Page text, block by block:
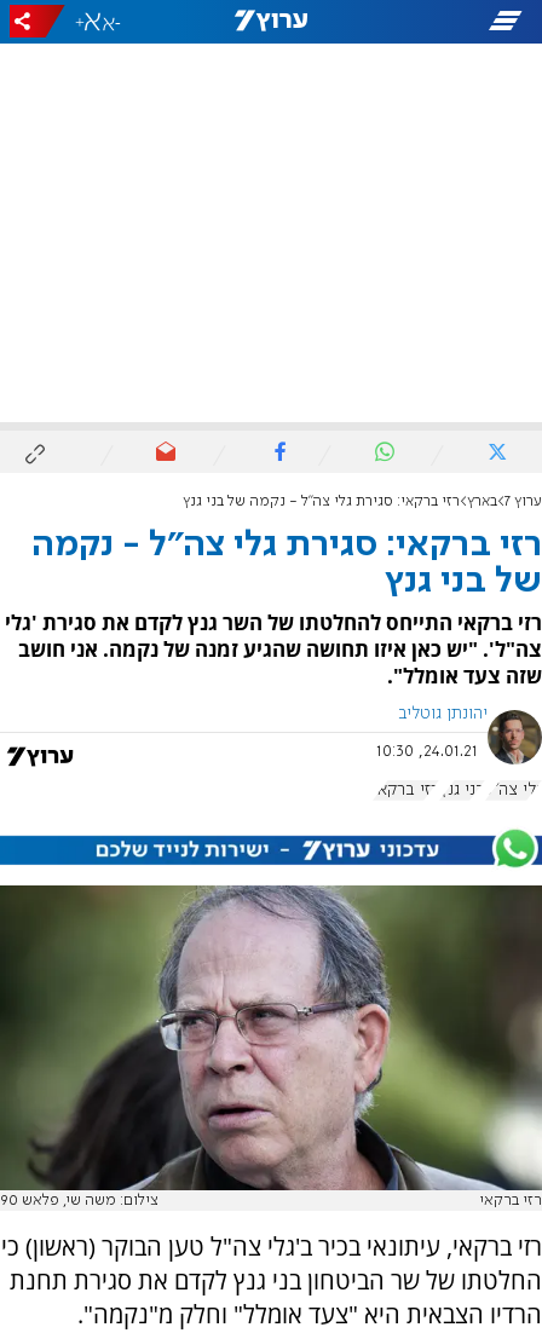
-
+
ערוץ 7 בארץ רזי ברקאי: סגירת גלי צה"ל - נקמה של בני גנץ
רזי ברקאי: סגירת גלי צה"ל - נקמה
של בני גנץ
רזי ברקאי התייחס להחלטתו של השר גנץ לקדם את סגירת 'גלי
צה"ל'. "יש כאן איזו תחושה שהגיע זמנה של נקמה. אני חושב
שזה צעד אומלל".
יהונתן גוטליב
24.01.21, 10:30
גלי צה"ל בני גנץ רזי ברקאי
רזי ברקאי צילום: משה שי, פלאש 90
רזי ברקאי, עיתונאי בכיר ב'גלי צה"ל טען הבוקר (ראשון) כי
החלטתו של שר הביטחון בני גנץ לקדם את סגירת תחנת
הרדיו הצבאית היא "צעד אומלל" וחלק מ"נקמה".